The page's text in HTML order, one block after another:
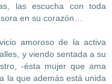
las escucha con toda
en su corazón…
amoroso de la activa
y viendo sentada a su
-ésta mujer que ama
la que además está unida